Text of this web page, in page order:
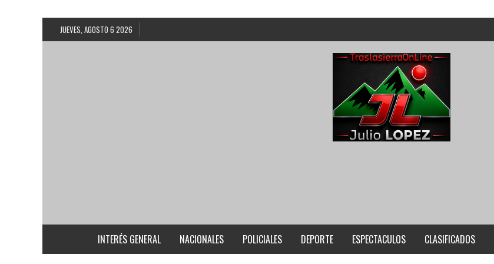
JUEVES, AGOSTO 6 2026
INTERÉS GENERAL NACIONALES POLICIALES DEPORTE ESPECTACULOS CLASIFICADOS